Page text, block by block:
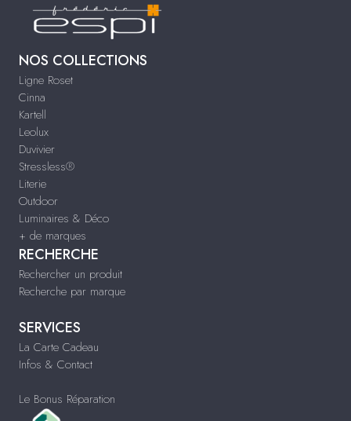
NOS COLLECTIONS
Ligne Roset
Cinna
Kartell
Leolux
Duvivier
Stressless®
Literie
Outdoor
Luminaires & Déco
+ de marques
RECHERCHE
Rechercher un produit
Recherche par marque
SERVICES
La Carte Cadeau
Infos & Contact
Le Bonus Réparation